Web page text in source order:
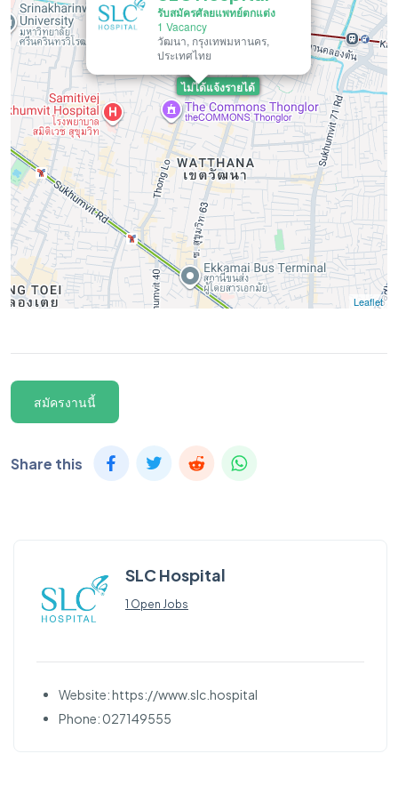
ไม่ได้แจ้งรายได้
รับสมัครศัลยแพทย์ตกแต่ง
1 Vacancy
วัฒนา, กรุงเทพมหานคร,
ประเทศไทย
Leaflet
สมัครงานนี้
Share this
SLC Hospital
1 Open Jobs
Website: https://www.slc.hospital
Phone: 027149555